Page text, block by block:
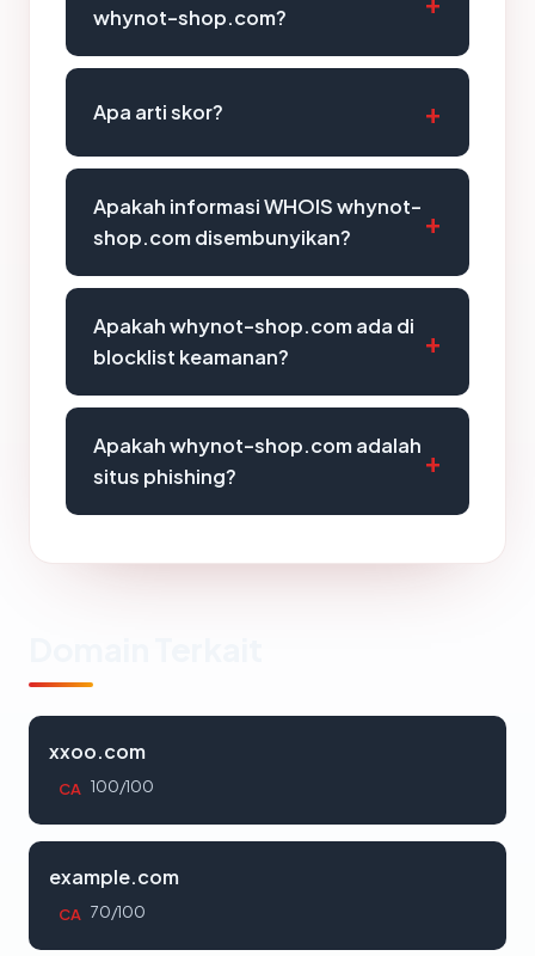
whynot-shop.com?
Apa arti skor?
Apakah informasi WHOIS whynot-
shop.com disembunyikan?
Apakah whynot-shop.com ada di
blocklist keamanan?
Apakah whynot-shop.com adalah
situs phishing?
xxoo.com
CA 100/100
example.com
CA 70/100